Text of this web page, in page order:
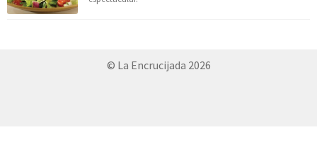
© La Encrucijada 2026